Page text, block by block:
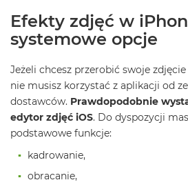
ć
M
c
o
o
k
A
r
s
Efekty zdjęć w
systemowe opcje
Jeżeli chcesz przerobić swoje
nie musisz korzystać z aplikacji od
dostawców. Prawdopodobnie
edytor zdjęć iOS. Do dyspozycji
podstawowe funkcje:
kadrowanie,
obracanie,